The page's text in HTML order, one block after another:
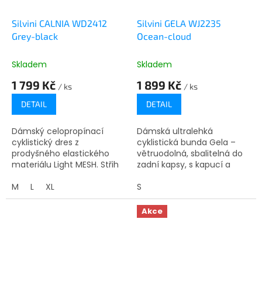
Silvini CALNIA WD2412
Grey-black
Skladem
1 799 Kč / ks
DETAIL
Dámský celopropínací
cyklistický dres z
prodyšného elastického
materiálu Light MESH. Střih
prodlouženém zadním je
praktická trojkapsa a
M L XL
Silvini GELA WJ2235
Ocean-cloud
Skladem
1 899 Kč / ks
DETAIL
Dámská ultralehká
cyklistická bunda Gela –
větruodolná, sbalitelná do
zadní kapsy, s kapucí a
každém počasí.
S
Akce